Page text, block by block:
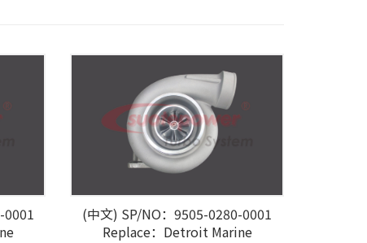
0001
(中文) SP/NO：9505-0280-0001
Replace：Detroit Marine